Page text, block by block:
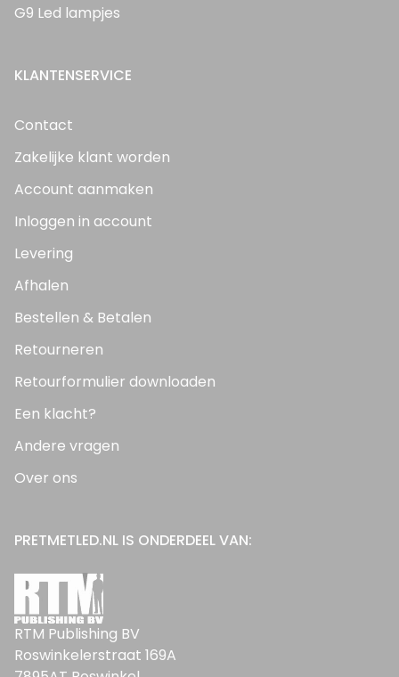
G9 Led lampjes
KLANTENSERVICE
Contact
Zakelijke klant worden
Account aanmaken
Inloggen in account
Levering
Afhalen
Bestellen & Betalen
Retourneren
Retourformulier downloaden
Een klacht?
Andere vragen
Over ons
PRETMETLED.NL IS ONDERDEEL VAN:
RTM Publishing BV
Roswinkelerstraat 169A